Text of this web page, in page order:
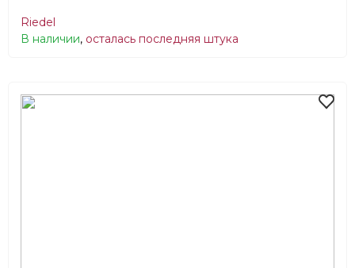
Riedel
В наличии, осталась последняя штука